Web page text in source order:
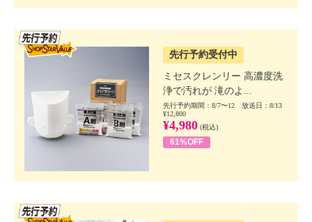
先行予約受付中
ミセスクレンリー 高濃度洗
浄で汚れが 滝のよ...
先行予約期間：8/7〜12 放送日：8/13
¥12,800
¥4,980 (税込)
61%OFF